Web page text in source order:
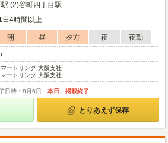
(2)谷町四丁目駅
日4時間以上
朝 昼 夕方 夜
夜勤
ートリンク 大阪支社
マートリンク 大阪支社
日時：8月6日 本日、掲載終了
とりあえず保存